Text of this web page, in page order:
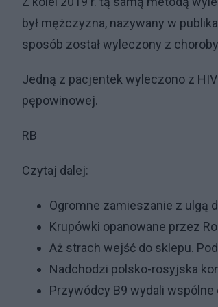
był mężczyzna, nazywany w
sposób został wyleczony z
Jedną z pacjentek wyleczono z
pępowinowej.
RB
Czytaj dalej:
Ogromne zamieszanie z ulgą
Krupówki opanowane przez
Aż strach wejść do sklepu.
Nadchodzi polsko-rosyjska
Przywódcy B9 wydali